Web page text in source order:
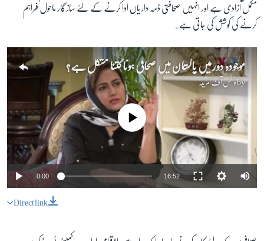
مکمل آزادی ہے اور انہیں صحافتی ذمہ داریاں ادا کرنے کے لئے سازگار ماحول فراہم
کرنے کی کوشش کی جاتی ہے۔
موجودہ دور میں پاکستان میں صحافی ہونا کتنا مشکل ہے؟
byوائس آف امریکہ
No media source currently available
0:00 16:52
Direct link